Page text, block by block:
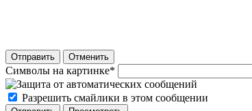
Отправить Отменить
Символы на картинке*
Разрешить смайлики в этом сообщении